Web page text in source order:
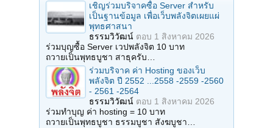
เชิญร่วมบริจาคซื้อ Server สำหรับ
เป็นฐานข้อมูล เพื่อเว็บพลังจิตเผยแผ่
พุทธศาสนา
ธรรมวิวัฒน์ ตอบ 1 สิงหาคม 2026
ร่วมบุญซื้อ Server เวปพลังจิต 10 บาท
ถวายเป็นพุทธบูชา สาธุครับ…
ร่วมบริจาค ค่า Hosting ของเว็บ
พลังจิต ปี 2552 ...2558 -2559 -2560
- 2561 -2564
ธรรมวิวัฒน์ ตอบ 1 สิงหาคม 2026
ร่วมทำบุญ ค่า hosting = 10 บาท
ถวายเป็นพุทธบูชา ธรรมบูชา สังฆบูชา…